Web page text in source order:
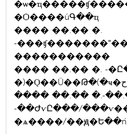
�Ѻ����úԳ��ҵ
���� ��.�� �.
-
�����������
���� ��.�� �. -
���� ��.�� �.-
-��ԺѵԸ���/
�ѧ����/